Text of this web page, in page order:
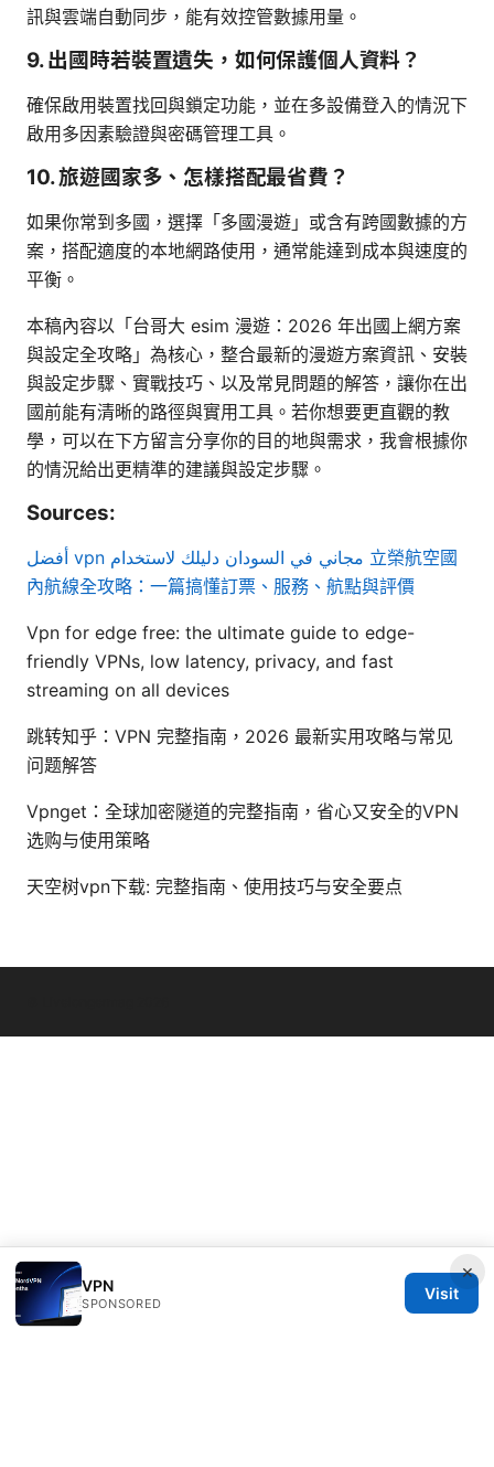
訊與雲端自動同步，能有效控管數據用量。
9. 出國時若裝置遺失，如何保護個人資料？
確保啟用裝置找回與鎖定功能，並在多設備登入的情況下
啟用多因素驗證與密碼管理工具。
10. 旅遊國家多、怎樣搭配最省費？
如果你常到多國，選擇「多國漫遊」或含有跨國數據的方
案，搭配適度的本地網路使用，通常能達到成本與速度的
平衡。
本稿內容以「台哥大 esim 漫遊：2026 年出國上網方案
與設定全攻略」為核心，整合最新的漫遊方案資訊、安裝
與設定步驟、實戰技巧、以及常見問題的解答，讓你在出
國前能有清晰的路徑與實用工具。若你想要更直觀的教
學，可以在下方留言分享你的目的地與需求，我會根據你
的情況給出更精準的建議與設定步驟。
Sources:
أفضل vpn مجاني في السودان دليلك لاستخدام 立榮航空國
內航線全攻略：一篇搞懂訂票、服務、航點與評價
Vpn for edge free: the ultimate guide to edge-
friendly VPNs, low latency, privacy, and fast
streaming on all devices
跳转知乎：VPN 完整指南，2026 最新实用攻略与常见
问题解答
Vpnget：全球加密隧道的完整指南，省心又安全的VPN
选购与使用策略
天空树vpn下载: 完整指南、使用技巧与安全要点
×
VPN
SPONSORED
Visit